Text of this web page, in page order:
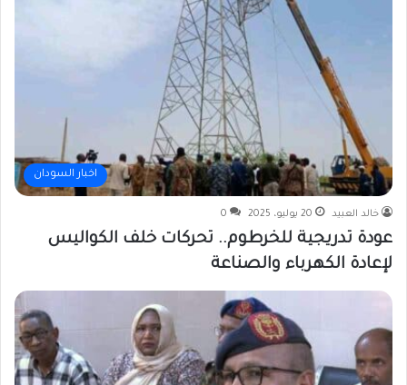
اخبار السودان
خالد العبيد 20 يوليو، 2025 0
عودة تدريجية للخرطوم.. تحركات خلف الكواليس
لإعادة الكهرباء والصناعة